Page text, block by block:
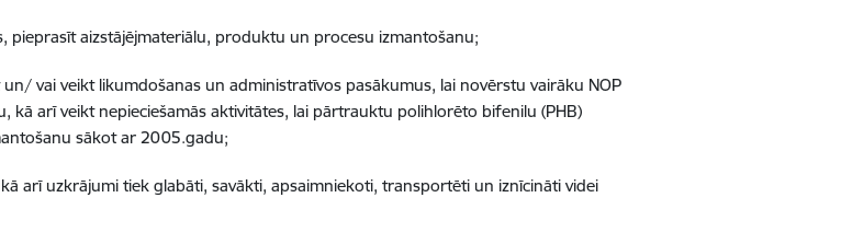
pieprasīt aizstājējmateriālu, produktu un procesu izmantošanu;
un/ vai veikt likumdošanas un administratīvos pasākumus, lai novērstu vairāku NOP
kā arī veikt nepieciešamās aktivitātes, lai pārtrauktu polihlorēto bifenilu (PHB)
sākot ar 2005.gadu;
arī uzkrājumi tiek glabāti, savākti, apsaimniekoti, transportēti un iznīcināti videi